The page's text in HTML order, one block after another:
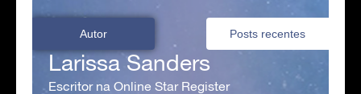
Autor Posts recentes
Larissa Sanders
Escritor na Online Star Register